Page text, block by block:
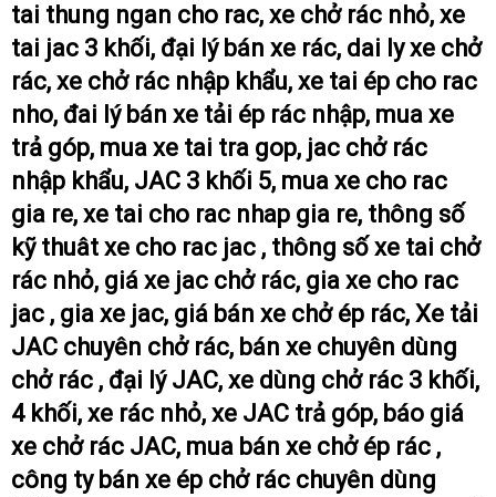
tai thung ngan cho rac, xe chở rác nhỏ, xe
tai jac 3 khối, đại lý bán xe rác, dai ly xe chở
rác, xe chở rác nhập khẩu, xe tai ép cho rac
nho, đai lý bán xe tải ép rác nhập, mua xe
trả góp, mua xe tai tra gop, jac chở rác
nhập khẩu, JAC 3 khối 5, mua xe cho rac
gia re, xe tai cho rac nhap gia re, thông số
kỹ thuât xe cho rac jac , thông số xe tai chở
rác nhỏ, giá xe jac chở rác, gia xe cho rac
jac , gia xe jac, giá bán xe chở ép rác, Xe tải
JAC chuyên chở rác, bán xe chuyên dùng
chở rác , đại lý JAC, xe dùng chở rác 3 khối,
4 khối, xe rác nhỏ, xe JAC trả góp, báo giá
xe chở rác JAC, mua bán xe chở ép rác ,
công ty bán xe ép chở rác chuyên dùng